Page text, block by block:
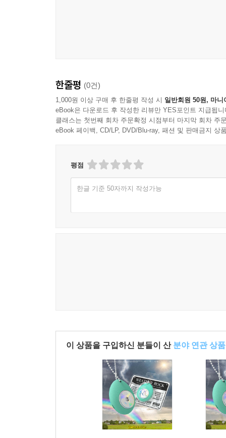
한줄평 (0건)
1,000원 이상 구매 후 한줄평 작성 시 일반회원 50원, 마니
eBook은 다운로드 후 작성한 리뷰만 YES포인트 지급됩니
클래스는 첫번째 회차 주문확정 시점부터 마지막 회차 주
eBook 페이백, CD/LP, DVD/Blu-ray, 패션 및 판매금지 상
평점
한글 기준 50자까지 작성가능
이 상품을 구입하신 분들이 산 분야 연관 상품